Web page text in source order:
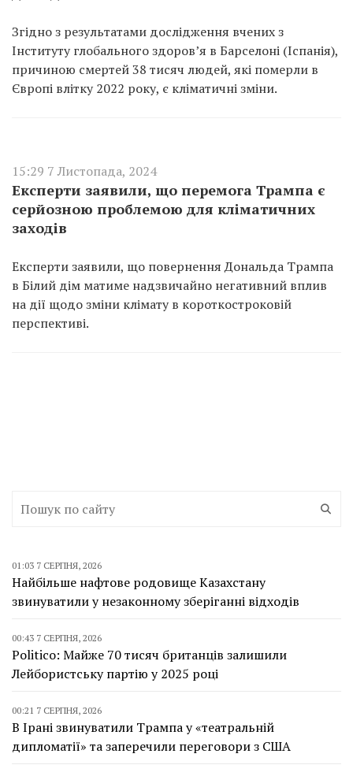
Згідно з результатами дослідження вчених з
Інституту глобального здоров’я в Барселоні (Іспанія),
причиною смертей 38 тисяч людей, які померли в
Європі влітку 2022 року, є кліматичні зміни.
15:29 7 Листопада, 2024
Експерти заявили, що перемога Трампа є
серйозною проблемою для кліматичних
заходів
Експерти заявили, що повернення Дональда Трампа
в Білий дім матиме надзвичайно негативний вплив
на дії щодо зміни клімату в короткостроковій
перспективі.
01:03 7 СЕРПНЯ, 2026
Найбільше нафтове родовище Казахстану
звинуватили у незаконному зберіганні відходів
00:43 7 СЕРПНЯ, 2026
Politico: Майже 70 тисяч британців залишили
Лейбористську партію у 2025 році
00:21 7 СЕРПНЯ, 2026
В Ірані звинуватили Трампа у «театральній
дипломатії» та заперечили переговори з США